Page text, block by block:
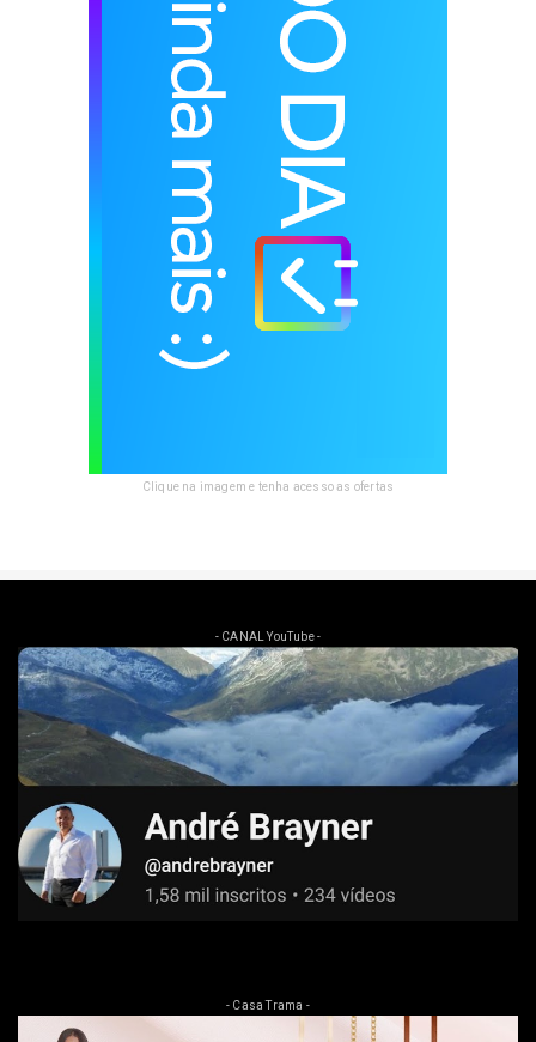
Clique na imagem e tenha acesso as ofertas
- CANAL YouTube -
- Casa Trama -